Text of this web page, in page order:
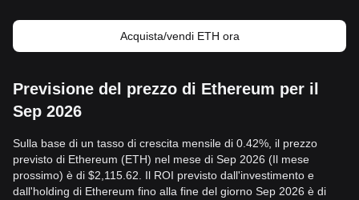
Acquista/vendi ETH ora
Previsione del prezzo di Ethereum per il
Sep 2026
Sulla base di un tasso di crescita mensile di 0.42%, il prezzo
previsto di Ethereum (ETH) nel mese di Sep 2026 (Il mese
prossimo) è di $2,115.62. Il ROI previsto dall'investimento e
dall'holding di Ethereum fino alla fine del giorno Sep 2026 è di